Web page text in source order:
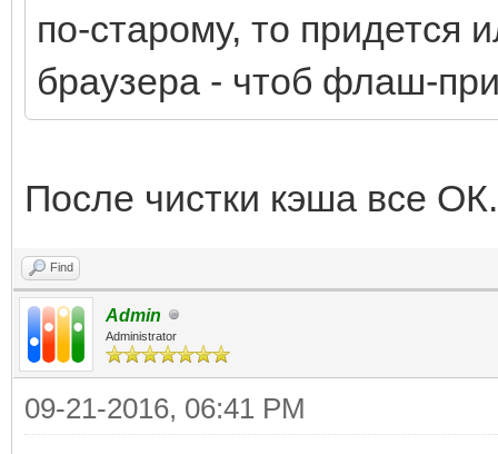
по-старому, то придется
браузера - чтоб флаш-
После чистки кэша все
Find
Admin
Administrator
09-21-2016, 06:41 PM